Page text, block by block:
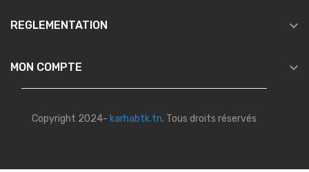
REGLEMENTATION 
MON COMPTE 
Copyright 2024- karhabtk.tn. Tous droits réservés